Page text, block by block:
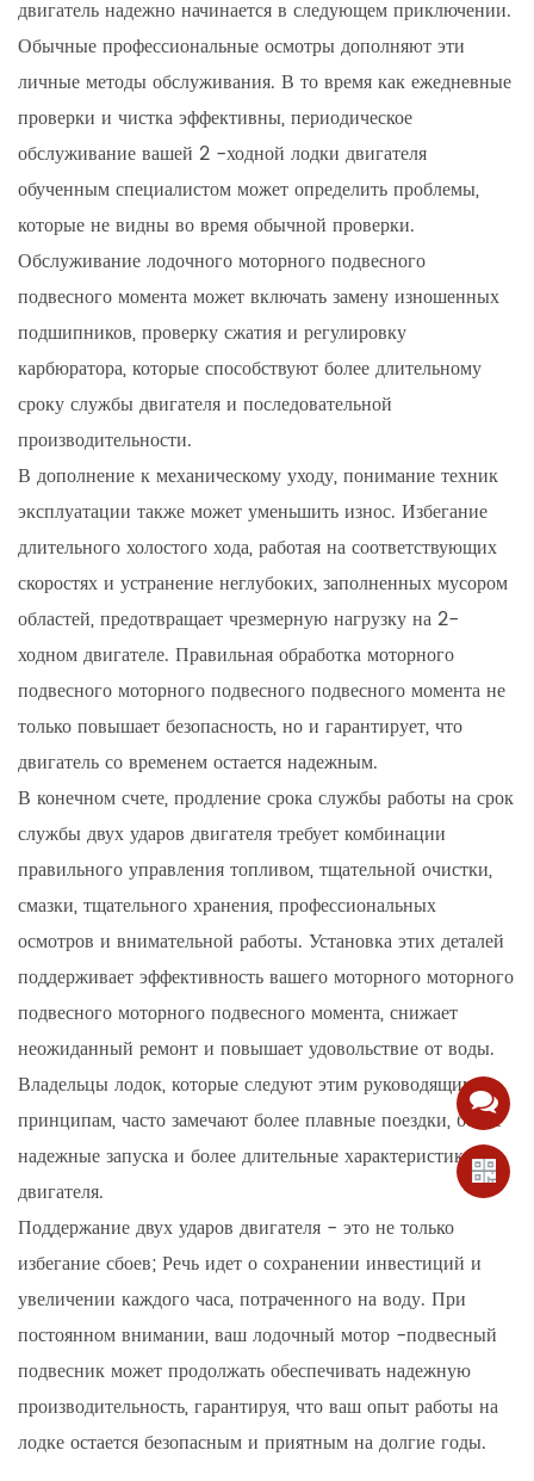
двигатель надежно начинается в следующем приключении.
Обычные профессиональные осмотры дополняют эти
личные методы обслуживания. В то время как ежедневные
проверки и чистка эффективны, периодическое
обслуживание вашей 2 -ходной лодки двигателя
обученным специалистом может определить проблемы,
которые не видны во время обычной проверки.
Обслуживание лодочного моторного подвесного
подвесного момента может включать замену изношенных
подшипников, проверку сжатия и регулировку
карбюратора, которые способствуют более длительному
сроку службы двигателя и последовательной
производительности.
В дополнение к механическому уходу, понимание техник
эксплуатации также может уменьшить износ. Избегание
длительного холостого хода, работая на соответствующих
скоростях и устранение неглубоких, заполненных мусором
областей, предотвращает чрезмерную нагрузку на 2-
ходном двигателе. Правильная обработка моторного
подвесного моторного подвесного подвесного момента не
только повышает безопасность, но и гарантирует, что
двигатель со временем остается надежным.
В конечном счете, продление срока службы работы на срок
службы двух ударов двигателя требует комбинации
правильного управления топливом, тщательной очистки,
смазки, тщательного хранения, профессиональных
осмотров и внимательной работы. Установка этих деталей
поддерживает эффективность вашего моторного моторного
подвесного моторного подвесного момента, снижает
неожиданный ремонт и повышает удовольствие от воды.
Владельцы лодок, которые следуют этим руководящим
принципам, часто замечают более плавные поездки, более
надежные запуска и более длительные характеристики
двигателя.
Поддержание двух ударов двигателя - это не только
избегание сбоев; Речь идет о сохранении инвестиций и
увеличении каждого часа, потраченного на воду. При
постоянном внимании, ваш лодочный мотор -подвесный
подвесник может продолжать обеспечивать надежную
производительность, гарантируя, что ваш опыт работы на
лодке остается безопасным и приятным на долгие годы.